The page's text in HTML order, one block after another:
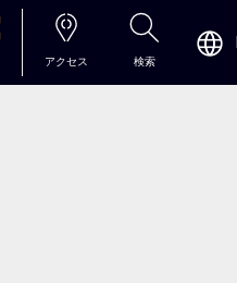
アクセス 検索